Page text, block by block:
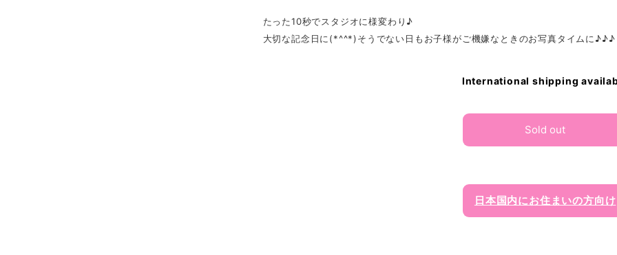
たった10秒でスタジオに様変わり♪
大切な記念日に(*^^*)そうでない日もお子様がご機嫌なときのお写真タイムに♪♪♪
International shipping
Sold out
日本国内にお住まいの方向け